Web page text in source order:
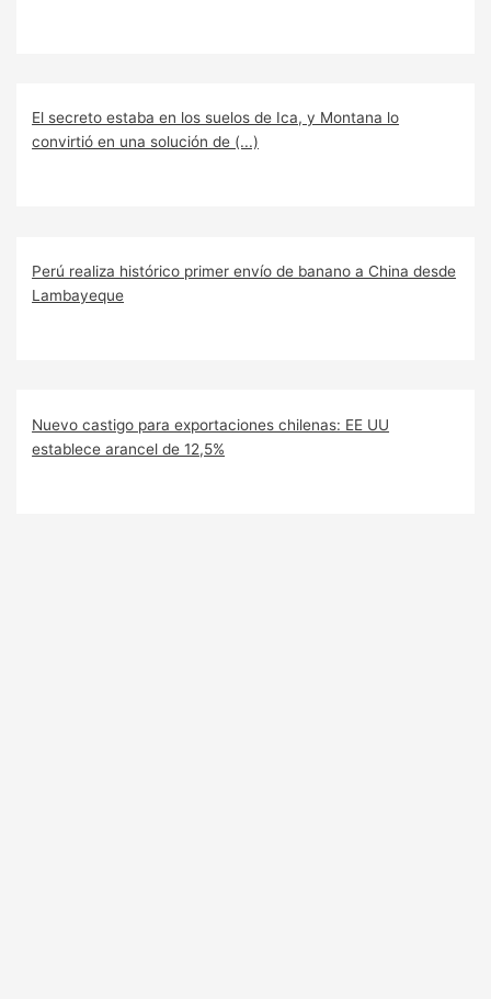
El secreto estaba en los suelos de Ica, y Montana lo
convirtió en una solución de (...)
Perú realiza histórico primer envío de banano a China desde
Lambayeque
Nuevo castigo para exportaciones chilenas: EE UU
establece arancel de 12,5%